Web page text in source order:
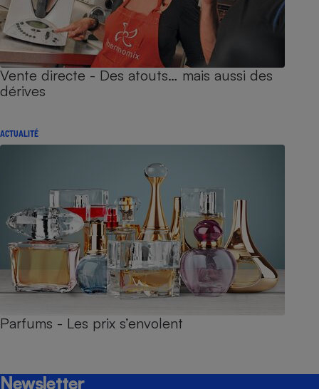
Vente directe - Des atouts… mais aussi des
dérives
ACTUALITÉ
Parfums - Les prix s’envolent
Newsletter